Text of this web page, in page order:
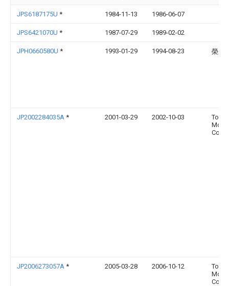
JPS6187175U * 1984-11-13 1986-06-07
JPS6421070U * 1987-07-29 1989-02-02
JPH0660580U * 1993-01-29 1994-08-23 榮之
JP2002284035A * 2001-03-29 2002-10-03
Motor
Corp
JP2006273057A * 2005-03-28 2006-10-12
Motor
Corp